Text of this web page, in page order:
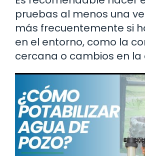
pruebas al menos una
más frecuentemente si
en el entorno, como la
cercana o cambios en la